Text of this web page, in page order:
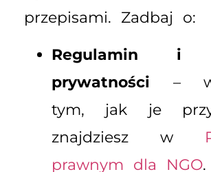
przepisami. Zadbaj o:
Regulamin i
prywatności –
tym, jak je
znajdziesz w
prawnym dla NGO.